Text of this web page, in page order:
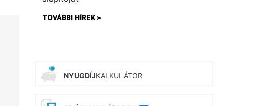
TOVÁBBI HÍREK >
NYUGDÍJKALKULÁTOR